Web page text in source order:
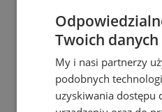
Skup.io -
Skup -
OGŁOSZENIA
OGŁOSZENIA
Dodaj
POLECAMY
Twoich danych
My i nasi partnerzy
podobnych
uzyskiwania dostępu